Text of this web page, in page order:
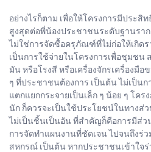
อย่างไรก็ตาม เพื่อให้โครงการมีประ
สูงสุดต่อพี่น้องประชาชนระดับฐานราก
ไม่ใช่การจัดซื้อครุภัณฑ์ที่ไม่ก่อให้เกิด
เป็นการใช้จ่ายในโครงการเพื่อชุมชน
มัน หรือโรงสี หรือเครื่องจักรเครื่องมือ
ๆ ที่ประชาชนต้องการ เป็นต้น ไม่เป็นก
แตกแยกกระจายเป็นเล็ก ๆ น้อย ๆ โค
นัก ก็ควรจะเป็นใช้ประโยชน์ในทางส่
ไม่เป็นชิ้นเป็นอัน ที่สำคัญก็คือการมีส่ว
การจัดทำแผนงานที่ชัดเจน ไปจนถึงร่
สหกรณ์ เป็นต้น หากประชาชนเข้าใจ